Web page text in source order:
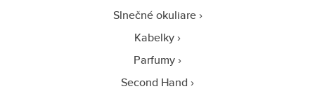
Slnečné okuliare
Kabelky
Parfumy
Second Hand